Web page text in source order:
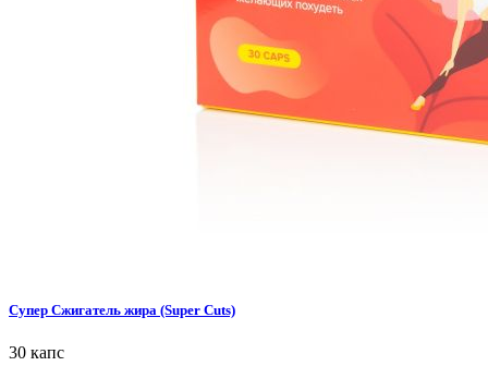
Супер Сжигатель жира (Super Cuts)
30 капс